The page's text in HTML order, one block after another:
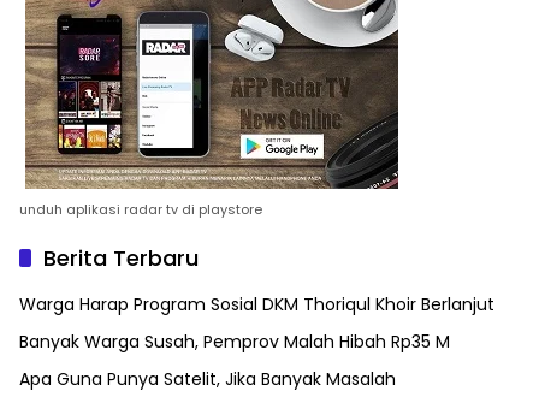
unduh aplikasi radar tv di playstore
Berita Terbaru
Warga Harap Program Sosial DKM Thoriqul Khoir Berlanjut
Banyak Warga Susah, Pemprov Malah Hibah Rp35 M
Apa Guna Punya Satelit, Jika Banyak Masalah